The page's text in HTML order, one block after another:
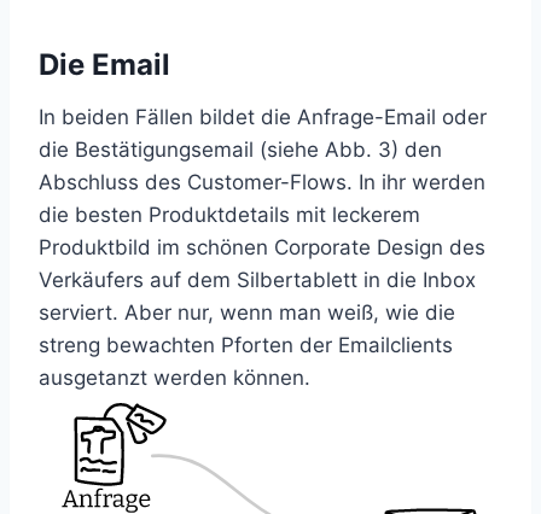
Die Email
In beiden Fällen bildet die Anfrage-Email oder
die Bestätigungsemail (siehe Abb. 3) den
Abschluss des Customer-Flows. In ihr werden
die besten Produktdetails mit leckerem
Produktbild im schönen Corporate Design des
Verkäufers auf dem Silbertablett in die Inbox
serviert. Aber nur, wenn man weiß, wie die
streng bewachten Pforten der Emailclients
ausgetanzt werden können.